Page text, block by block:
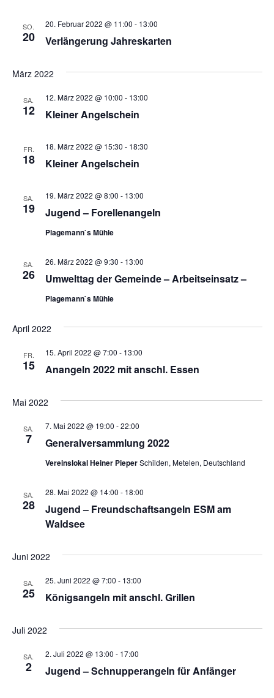
SO.
20 Verlängerung Jahreskarten
20. Februar 2022 @ 11:00 - 13:00
März 2022
SA.
12 Kleiner Angelschein
12. März 2022 @ 10:00 - 13:00
FR.
18 Kleiner Angelschein
18. März 2022 @ 15:30 - 18:30
SA.
19 Jugend – Forellenangeln
19. März 2022 @ 8:00 - 13:00
Plagemann`s Mühle
SA.
26 Umwelttag der Gemeinde – Arbeitseinsatz –
26. März 2022 @ 9:30 - 13:00
Plagemann`s Mühle
April 2022
FR.
15 Anangeln 2022 mit anschl. Essen
15. April 2022 @ 7:00 - 13:00
Mai 2022
SA.
7 Generalversammlung 2022
7. Mai 2022 @ 19:00 -22:00
Vereinslokal Heiner PieperSchilden, Metelen, Deutschland
SA.
28
Jugend – Freundschaftsangeln ESM am
Waldsee
28. Mai 2022 @ 14:00 - 18:00
Juni 2022
SA.
25 Königsangeln mit anschl. Grillen
25. Juni 2022 @ 7:00 - 13:00
Juli 2022
SA.
2 Jugend – Schnupperangeln für Anfänger
2. Juli 2022 @ 13:00 - 17:00